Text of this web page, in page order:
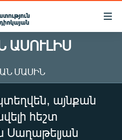
ԱՍՈՒԼԻՍ
ՄԱՍԻՆ
այնքան
հեշտ
Սաղաթելյան